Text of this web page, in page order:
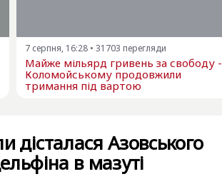
7 серпня, 16:28 • 31703 перегляди
Майже мільярд гривень за свободу -
Коломойському продовжили
тримання під вартою
дісталася Азовського
в мазуті